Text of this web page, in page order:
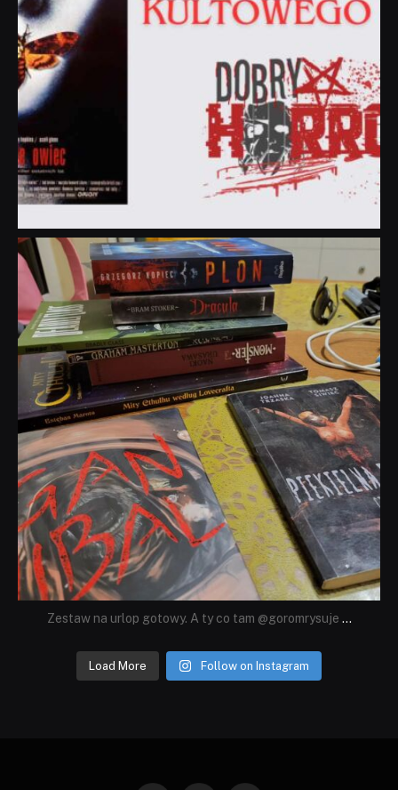
dobryhorror
Lip 31
Zestaw na urlop gotowy. A ty co tam @goromrysuje ...
Load More Follow on Instagram